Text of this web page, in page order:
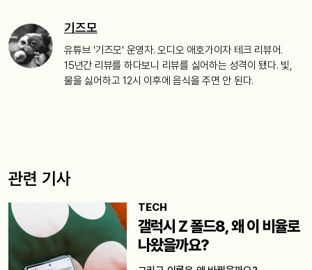
기즈모
유튜브 '기즈모' 운영자. 오디오 애호가이자 테크 리뷰어.
15년간 리뷰를 하다보니 리뷰를 싫어하는 성격이 됐다. 빛,
물을 싫어하고 12시 이후에 음식을 주면 안 된다.
관련 기사
TECH
갤럭시 Z 폴드8, 왜 이 비율로
나왔을까요?